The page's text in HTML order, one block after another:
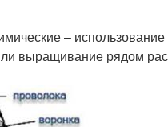
–
выращивание рядом